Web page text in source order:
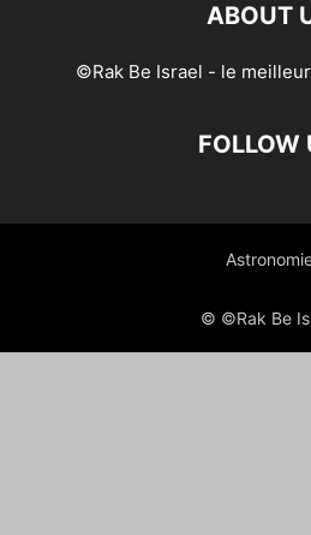
ABOUT
©Rak Be Israel - le
FOLLOW
© ©Rak Be